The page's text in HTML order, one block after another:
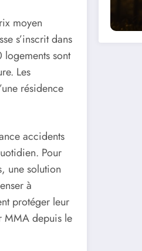
moyen
s’inscrit dans
sont
Les
résidence
accidents
Pour
une solution
à
protéger leur
MMA depuis le